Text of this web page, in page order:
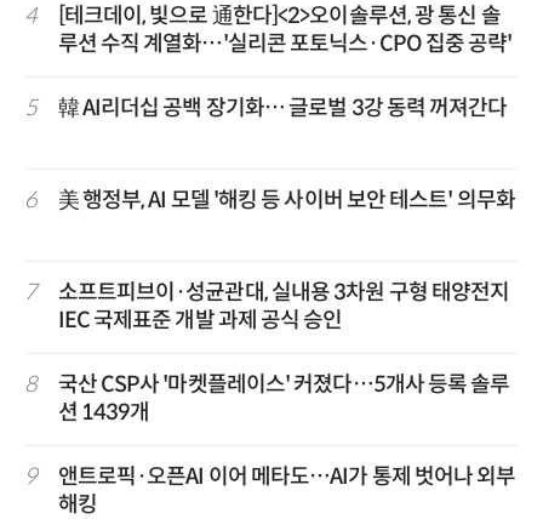
4
[테크데이, 빛으로 通한다]<2>오이솔루션, 광 통신 솔
루션 수직 계열화…'실리콘 포토닉스·CPO 집중 공략'
5 韓 AI리더십 공백 장기화… 글로벌 3강 동력 꺼져간다
6 美 행정부, AI 모델 '해킹 등 사이버 보안 테스트' 의무화
7
소프트피브이·성균관대, 실내용 3차원 구형 태양전지
IEC 국제표준 개발 과제 공식 승인
8
국산 CSP사 '마켓플레이스' 커졌다…5개사 등록 솔루
션 1439개
9
앤트로픽·오픈AI 이어 메타도…AI가 통제 벗어나 외부
해킹